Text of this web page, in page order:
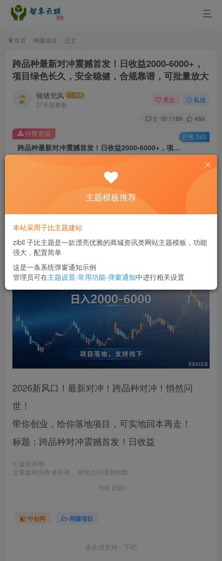
首页 网赚项目 正文
跨品种最新对冲震撼首发！日收益2000-6000+，
项目绿色长久，安全稳健，合规靠谱，可批量放大
骑猪兜风
37天前更新
关注 私信
0 1189 469
跨品种最新对冲震撼首发！日收益2000-6000+，项目绿色长久，安全稳健，合规靠谱，可批量放大
9.9
付费资源 已售 243
2026新风口！最新对冲！跨品种对冲！悄然问
世！
带你创业，给你落地项目，可实地回本再走！
标题：跨品种对冲震撼首发！日收益
© 版权声明
文章版权归作者所有，未经允许请勿转载。
THE END
中创网 网赚项目
喜欢就支持一下吧
主题模板推荐
本站采用子比主题建站
zibll 子比主题是一款漂亮优雅的商城资讯类网站主题模板，功能
强大，配置简单
这是一条系统弹窗通知示例
管理员可在主题设置-常用功能-弹窗通知中进行相关设置